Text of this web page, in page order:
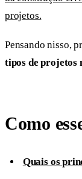
projetos.
Pensando nisso,
tipos de projetos
Como
Quais os